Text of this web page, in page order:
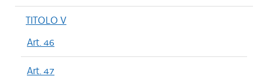
TITOLO V
Art. 46
Art. 47